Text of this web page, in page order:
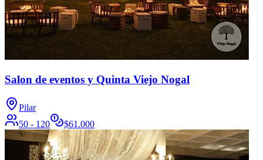
Salon de eventos y Quinta Viejo Nogal
Pilar
50 - 120
$61.000